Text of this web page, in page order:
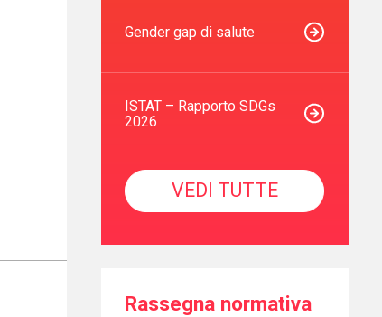
Gender gap di salute
ISTAT – Rapporto SDGs
2026
VEDI TUTTE
Rassegna normativa